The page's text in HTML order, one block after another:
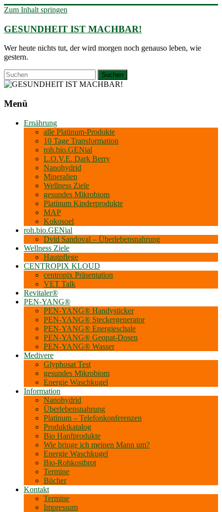
Zum Inhalt springen
GESUNDHEIT IST MACHBAR!
Wer heute nichts tut, der wird morgen noch genauso leben, wie
gestern.
Menü
Ernährung
alle Platinum-Produkte
10 Tage Transformation
roh.bio.GENial
L.O.V.E. Dark Berry
Nanohydrid
Mineralien
Wellness Ziele
gesundes Mikrobiom
Platinum Kinderprodukte
MAP
Kokosoel
roh.bio.GENial
Dvid Sandoval – Überlebensnahrung
Wellness Ziele
Hautpflege
CENTROPIX KLOUD
centropix Präsentation
VET Talk
Revitaler®
PEN-YANG®
PEN-YANG® Handysticker
PEN-YANG® Steckergenerator
PEN-YANG® Energieschale
PEN-YANG® Geopat-Dosen
PEN-YANG® Wasser
Medivere
Glyphosat Test
gesundes Mikrobiom
Energie Waschkugel
Information
Nanohydrid
Überlebensnahrung
Platinum – Telefonkonferenzen
Produktkatalog
Bio Hanf­produkte
Wie bringe ich meinen Mann um?
Energie Waschkugel
Bio-Rohkostbrot
Termine
Bücher
Kontakt
Termine
Impressum